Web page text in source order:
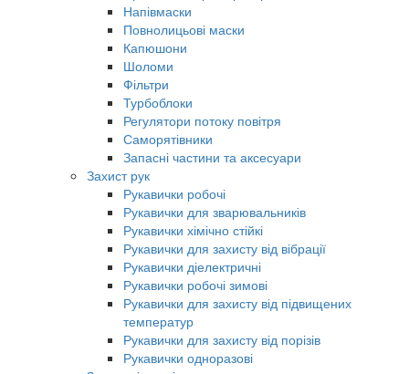
Напівмаски
Повнолицьові маски
Капюшони
Шоломи
Фільтри
Турбоблоки
Регулятори потоку повітря
Саморятівники
Запасні частини та аксесуари
Захист рук
Рукавички робочі
Рукавички для зварювальників
Рукавички хімічно стійкі
Рукавички для захисту від вібрації
Рукавички діелектричні
Рукавички робочі зимові
Рукавички для захисту від підвищених
температур
Рукавички для захисту від порізів
Рукавички одноразові